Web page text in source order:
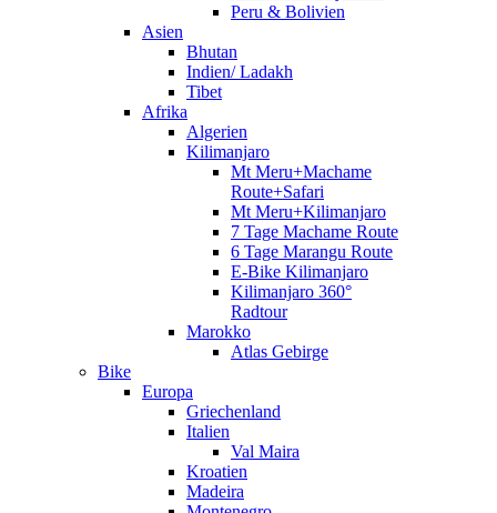
Peru & Bolivien
Asien
Bhutan
Indien/ Ladakh
Tibet
Afrika
Algerien
Kilimanjaro
Mt Meru+Machame
Route+Safari
Mt Meru+Kilimanjaro
7 Tage Machame Route
6 Tage Marangu Route
E-Bike Kilimanjaro
Kilimanjaro 360°
Radtour
Marokko
Atlas Gebirge
Bike
Europa
Griechenland
Italien
Val Maira
Kroatien
Madeira